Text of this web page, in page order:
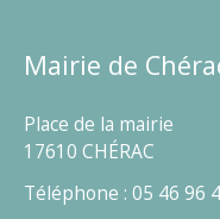
Mairie de
Place de la mairie
17610 CHÉRAC
Téléphone : 05 46 96